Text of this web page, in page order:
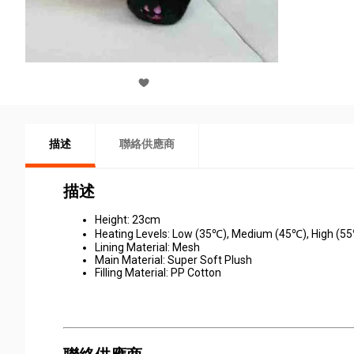
描述 聯絡供應商
描述
Height: 23cm
Heating Levels: Low (35℃), Medium (45℃), High
Lining Material: Mesh
Main Material: Super Soft Plush
Filling Material: PP Cotton